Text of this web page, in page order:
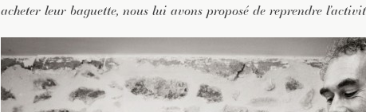
acheter leur baguette, nous lui avons proposé de reprendre